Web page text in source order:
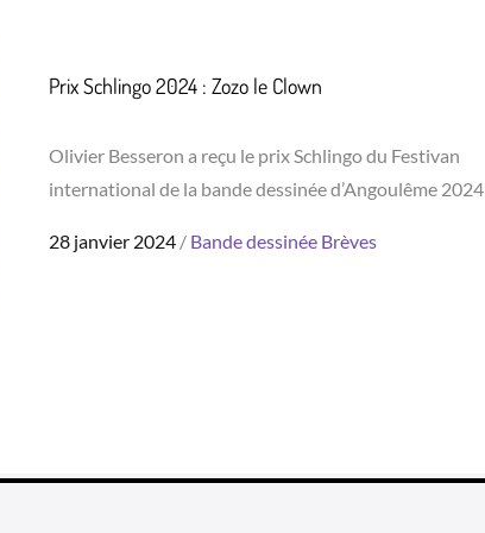
Prix Schlingo 2024 : Zozo le Clown
Olivier Besseron a reçu le prix Schlingo du Festivan
international de la bande dessinée d’Angoulême 2024
Posted
28 janvier 2024 Bande dessinée Brèves